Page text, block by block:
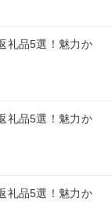
礼品5選！魅力か
礼品5選！魅力か
礼品5選！魅力か